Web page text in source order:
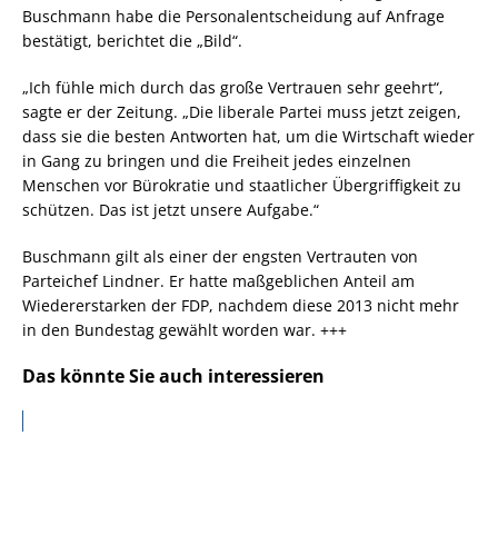
Buschmann habe die Personalentscheidung auf Anfrage
bestätigt, berichtet die „Bild“.
„Ich fühle mich durch das große Vertrauen sehr geehrt“,
sagte er der Zeitung. „Die liberale Partei muss jetzt zeigen,
dass sie die besten Antworten hat, um die Wirtschaft wieder
in Gang zu bringen und die Freiheit jedes einzelnen
Menschen vor Bürokratie und staatlicher Übergriffigkeit zu
schützen. Das ist jetzt unsere Aufgabe.“
Buschmann gilt als einer der engsten Vertrauten von
Parteichef Lindner. Er hatte maßgeblichen Anteil am
Wiedererstarken der FDP, nachdem diese 2013 nicht mehr
in den Bundestag gewählt worden war. +++
Das könnte Sie auch interessieren